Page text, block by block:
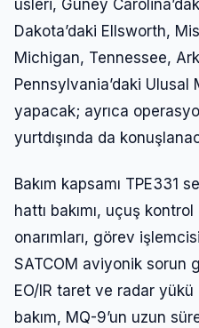
üsleri, Güney
Dakota’daki Ellsworth,
Michigan, Tennessee,
Pennsylvania’daki Ulusal
yapacak; ayrıca
yurtdışında da
Bakım kapsamı TPE331
hattı bakımı, uçuş
onarımları, görev
SATCOM aviyonik sorun
EO/IR taret ve radar yükü
bakım, MQ-9’un uzun